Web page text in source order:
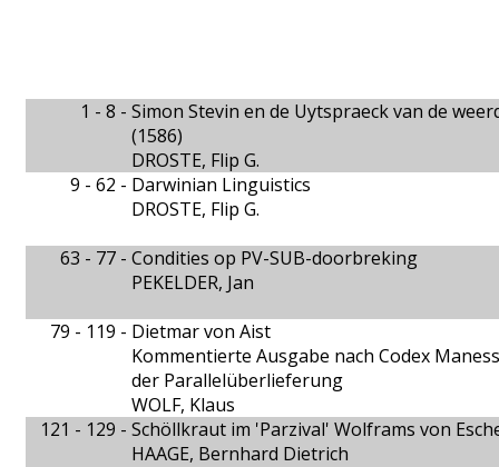
1 - 8 - Simon Stevin en de Uytspraeck van de
(1586)
DROSTE, Flip G.
9 - 62 - Darwinian Linguistics
DROSTE, Flip G.
63 - 77 - Condities op PV-SUB-doorbreking
PEKELDER, Jan
79 - 119 - Dietmar von Aist
Kommentierte Ausgabe nach Codex
der Parallelüberlieferung
WOLF, Klaus
121 - 129 - Schöllkraut im 'Parzival' Wolframs von
HAAGE, Bernhard Dietrich